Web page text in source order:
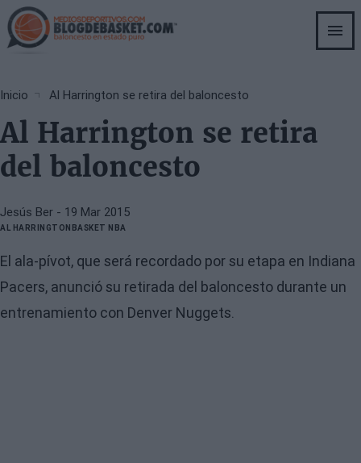
Skip
to
main
Breadcrumb
Inicio Al Harrington se retira del baloncesto
Al Harrington se retira
del baloncesto
Jesús Ber - 19 Mar 2015
AL HARRINGTON BASKET NBA
El ala-pívot, que será recordado por su etapa en Indiana
Pacers, anunció su retirada del baloncesto durante un
entrenamiento con Denver Nuggets.